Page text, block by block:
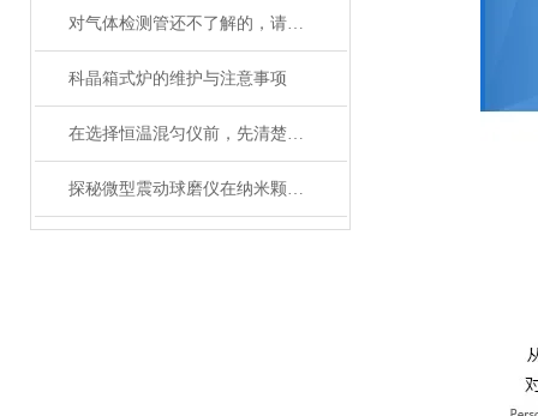
对气体检测管还不了解的，请看这里！
科晶箱式炉的维护与注意事项
在选择恒温混匀仪前，先清楚实验的需求
探秘微型震动球磨仪在纳米颗粒制备中的关键作用